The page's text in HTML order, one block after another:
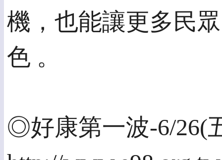
機，也能讓更多民
色 。
◎好康第一波-6/26(